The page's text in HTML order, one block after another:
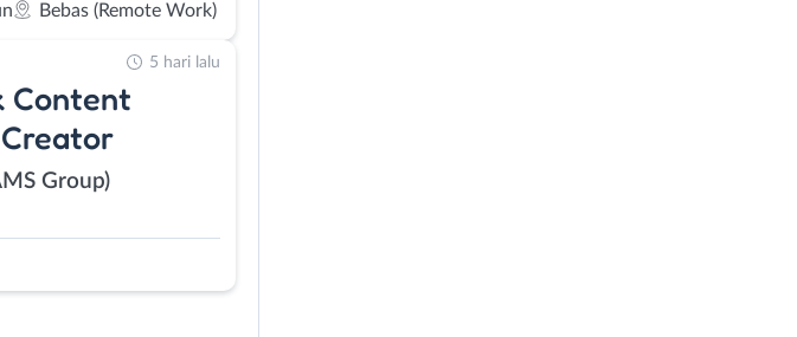
Bebas (Remote Work)
Content
Group)
5 hari lalu